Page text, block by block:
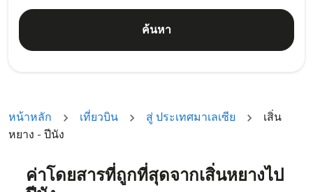
ค้นหา
หน้าหลัก เที่ยวบิน สู่ ประเทศมาเลเซีย
เสิ่น
หยาง - ปีนัง
ค่าโดยสารที่ถูกที่สุดจากเสิ่นหยางไป
ลองอัปเดตเส้นทางของคุณ (ต้นทางและ/หรือปลายทาง) หรื